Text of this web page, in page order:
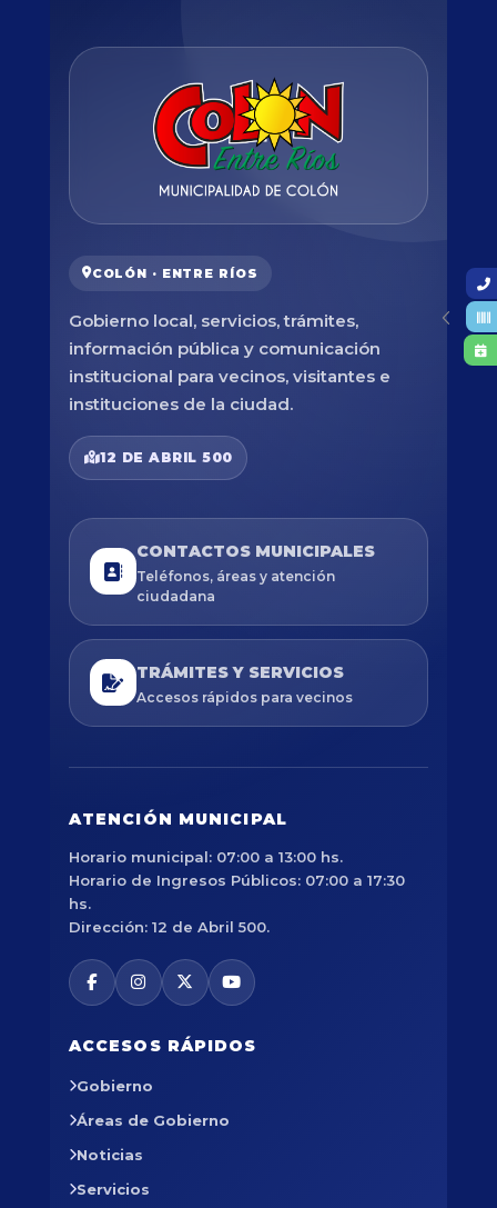
COLÓN · ENTRE RÍOS
Gobierno local, servicios, trámites,
información pública y comunicación
institucional para vecinos, visitantes e
instituciones de la ciudad.
12 DE ABRIL 500
CONTACTOS MUNICIPALES
Teléfonos, áreas y atención
ciudadana
TRÁMITES Y SERVICIOS
Accesos rápidos para vecinos
ATENCIÓN MUNICIPAL
Horario municipal: 07:00 a 13:00 hs.
Horario de Ingresos Públicos: 07:00 a 17:30
hs.
Dirección: 12 de Abril 500.
ACCESOS RÁPIDOS
Gobierno
Áreas de Gobierno
Noticias
Servicios